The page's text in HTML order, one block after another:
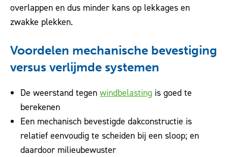
overlappen en dus minder kans op lekkages en
zwakke plekken.
Voordelen mechanische bevestiging
versus verlijmde systemen
De weerstand tegen windbelasting is goed te
berekenen
Een mechanisch bevestigde dakconstructie is
relatief eenvoudig te scheiden bij een sloop; en
daardoor milieubewuster